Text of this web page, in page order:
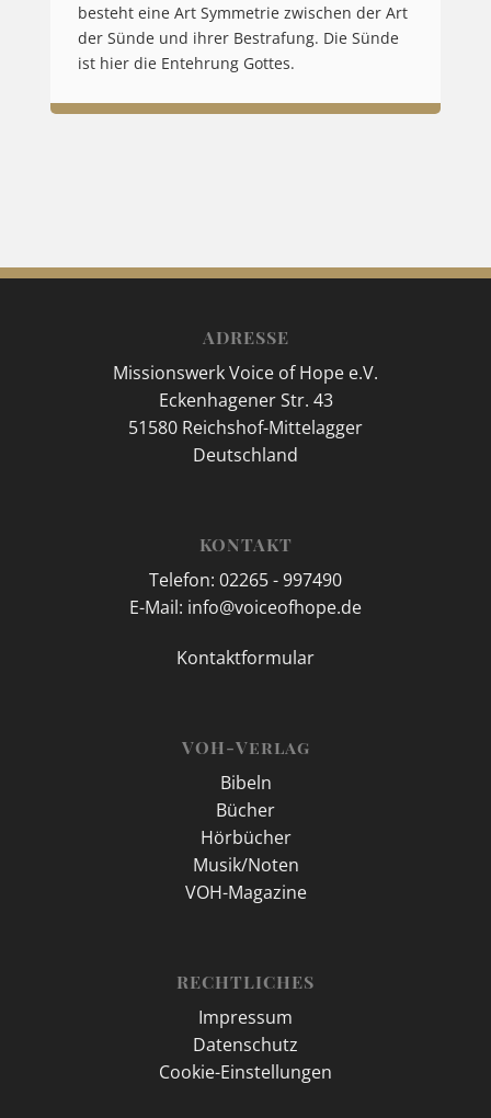
besteht eine Art Symmetrie zwischen der Art
der Sünde und ihrer Bestrafung. Die Sünde
ist hier die Entehrung Gottes.
ADRESSE
Missionswerk Voice of Hope e.V.
Eckenhagener Str. 43
51580 Reichshof-Mittelagger
Deutschland
KONTAKT
Telefon: 02265 - 997490
E-Mail: info@voiceofhope.de
Kontaktformular
VOH-Verlag
Bibeln
Bücher
Hörbücher
Musik/Noten
VOH-Magazine
RECHTLICHES
Impressum
Datenschutz
Cookie-Einstellungen